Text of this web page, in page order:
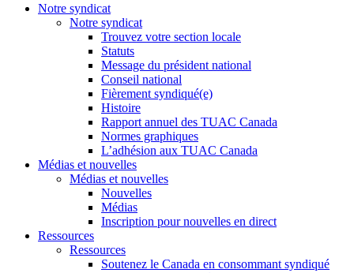
Notre syndicat
Notre syndicat
Trouvez votre section locale
Statuts
Message du président national
Conseil national
Fièrement syndiqué(e)
Histoire
Rapport annuel des TUAC Canada
Normes graphiques
L’adhésion aux TUAC Canada
Médias et nouvelles
Médias et nouvelles
Nouvelles
Médias
Inscription pour nouvelles en direct
Ressources
Ressources
Soutenez le Canada en consommant syndiqué